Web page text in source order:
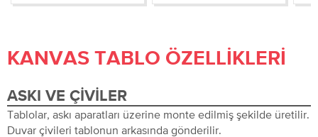
KANVAS TABLO ÖZELLIKLERI
ASKI VE ÇIVILER
Tablolar, askı aparatları üzerine monte edilmiş şekilde üretilir.
Duvar çivileri tablonun arkasında gönderilir.